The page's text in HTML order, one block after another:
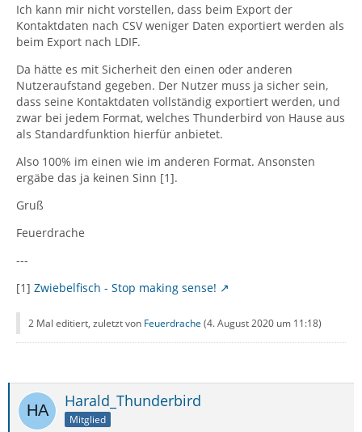
Ich kann mir nicht vorstellen, dass beim Export der
Kontaktdaten nach CSV weniger Daten exportiert werden als
beim Export nach LDIF.
Da hätte es mit Sicherheit den einen oder anderen
Nutzeraufstand gegeben. Der Nutzer muss ja sicher sein,
dass seine Kontaktdaten vollständig exportiert werden, und
zwar bei jedem Format, welches Thunderbird von Hause aus
als Standardfunktion hierfür anbietet.
Also 100% im einen wie im anderen Format. Ansonsten
ergäbe das ja keinen Sinn [1].
Gruß
Feuerdrache
---
[1] Zwiebelfisch - Stop making sense!
2 Mal editiert, zuletzt von Feuerdrache (4. August 2020 um 11:18)
Harald_Thunderbird
Mitglied